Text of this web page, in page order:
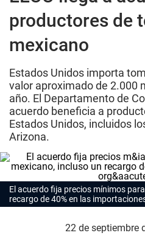
productores de
mexicano
Estados Unidos importa
valor aproximado de 2.000
año. El Departamento de
acuerdo beneficia a
Estados Unidos, incluidos
Arizona.
El acuerdo fija precios mínimos
recargo de 40% en las
22 de septiembre